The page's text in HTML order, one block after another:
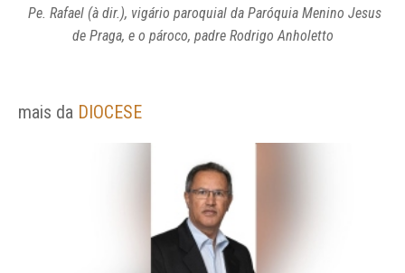
Pe. Rafael (à dir.), vigário paroquial da Paróquia Menino Jesus
de Praga, e o pároco, padre Rodrigo Anholetto
mais da DIOCESE